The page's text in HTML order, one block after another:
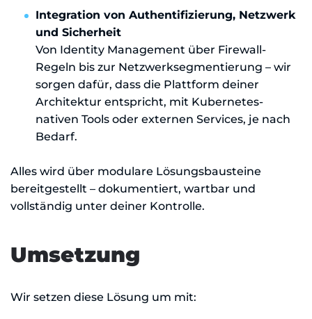
Integration von Authentifizierung, Netzwerk
und Sicherheit
Von Identity Management über Firewall-
Regeln bis zur Netzwerksegmentierung – wir
sorgen dafür, dass die Plattform deiner
Architektur entspricht, mit Kubernetes-
nativen Tools oder externen Services, je nach
Bedarf.
Alles wird über modulare Lösungsbausteine
bereitgestellt – dokumentiert, wartbar und
vollständig unter deiner Kontrolle.
Umsetzung
Wir setzen diese Lösung um mit: